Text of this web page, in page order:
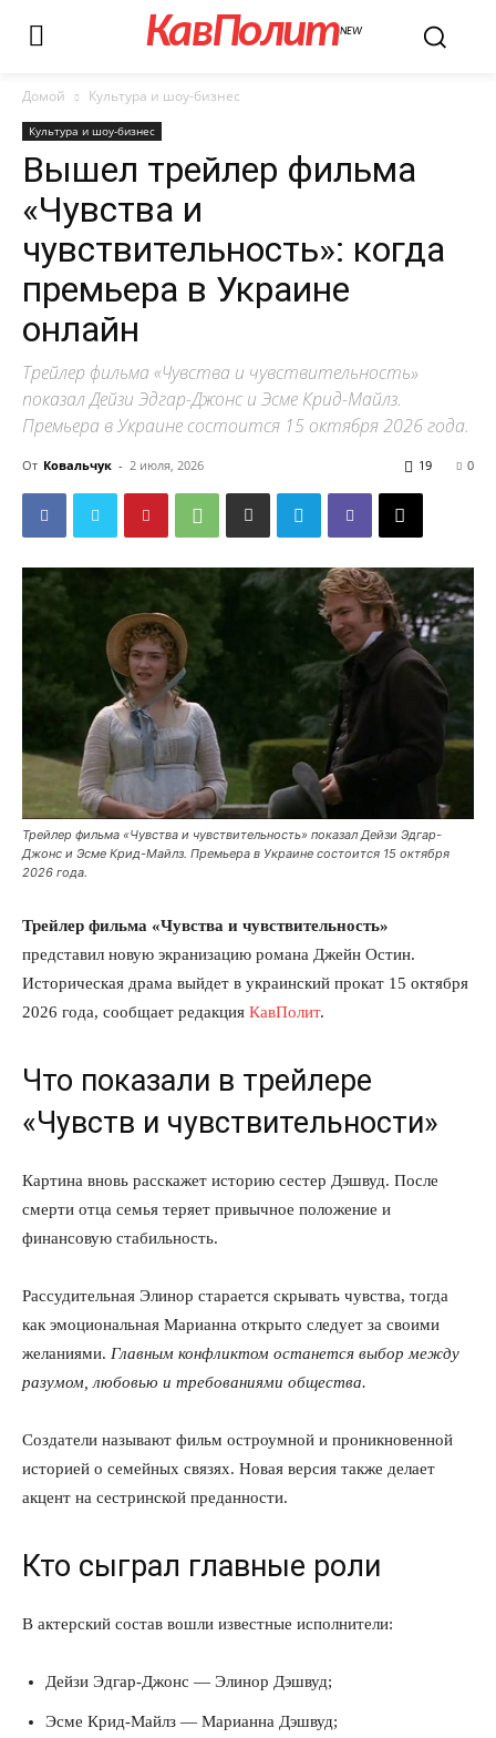
КавПолитNEW
Домой Культура и шоу-бизнес
Культура и шоу-бизнес
Вышел трейлер фильма
«Чувства и
чувствительность»: когда
премьера в Украине
онлайн
Трейлер фильма «Чувства и чувствительность»
показал Дейзи Эдгар-Джонс и Эсме Крид-Майлз.
Премьера в Украине состоится 15 октября 2026 года.
От Ковальчук - 2 июля, 2026 0
19
Трейлер фильма «Чувства и чувствительность» показал Дейзи Эдгар-
Джонс и Эсме Крид-Майлз. Премьера в Украине состоится 15 октября
2026 года.
Трейлер фильма «Чувства и чувствительность»
представил новую экранизацию романа Джейн Остин.
Историческая драма выйдет в украинский прокат 15 октября
2026 года, сообщает редакция КавПолит.
Что показали в трейлере
«Чувств и чувствительности»
Картина вновь расскажет историю сестер Дэшвуд. После
смерти отца семья теряет привычное положение и
финансовую стабильность.
Рассудительная Элинор старается скрывать чувства, тогда
как эмоциональная Марианна открыто следует за своими
желаниями. Главным конфликтом останется выбор между
разумом, любовью и требованиями общества.
Создатели называют фильм остроумной и проникновенной
историей о семейных связях. Новая версия также делает
акцент на сестринской преданности.
Кто сыграл главные роли
В актерский состав вошли известные исполнители:
Дейзи Эдгар-Джонс — Элинор Дэшвуд;
Эсме Крид-Майлз — Марианна Дэшвуд;